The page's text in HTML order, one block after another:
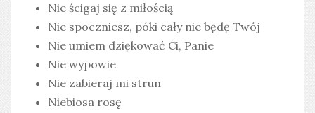
Nie ścigaj się z miłością
Nie spoczniesz, póki cały nie będę Twój
Nie umiem dziękować Ci, Panie
Nie wypowie
Nie zabieraj mi strun
Niebiosa rosę